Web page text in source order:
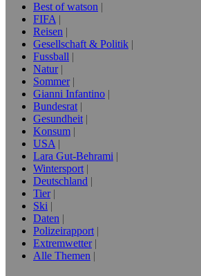
Best of watson
FIFA
Reisen
Gesellschaft & Politik
Fussball
Natur
Sommer
Gianni Infantino
Bundesrat
Gesundheit
Konsum
USA
Lara Gut-Behrami
Wintersport
Deutschland
Tier
Ski
Daten
Polizeirapport
Extremwetter
Alle Themen